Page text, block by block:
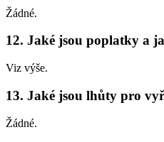
Žádné.
12. Jaké jsou poplatky a
Viz výše.
13. Jaké jsou lhůty pro
Žádné.